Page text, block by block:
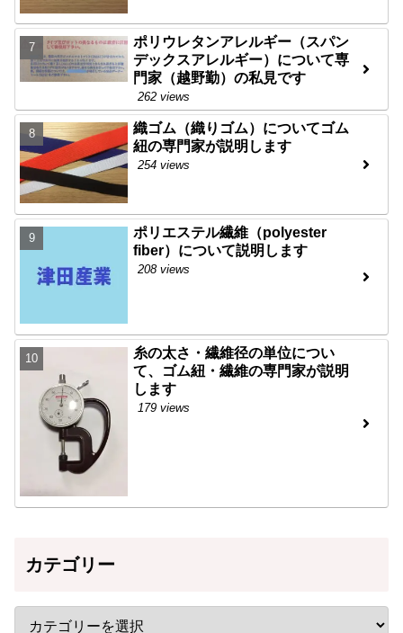
ポリウレタンアレルギー（スパン
デックスアレルギー）について専
門家（越野勤）の私見です
262 views
織ゴム（織りゴム）についてゴム
紐の専門家が説明します
254 views
ポリエステル繊維（polyester
fiber）について説明します
208 views
糸の太さ・繊維径の単位につい
て、ゴム紐・繊維の専門家が説明
します
179 views
カテゴリー